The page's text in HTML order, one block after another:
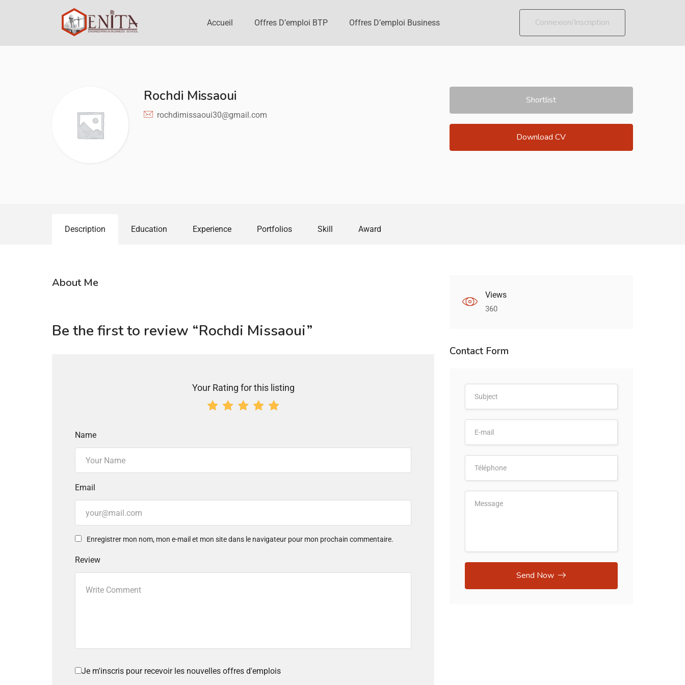
Accueil Offres D’emploi BTP Offres D’emploi Business Connexion/Inscription
Rochdi Missaoui
rochdimissaoui30@gmail.com
Shortlist
Download CV
Description Education Experience Portfolios Skill Award
About Me
Be the first to review “Rochdi Missaoui”
Your Rating for this listing
Name
Email
Enregistrer mon nom, mon e-mail et mon site dans le navigateur pour mon prochain commentaire.
Review
Je m'inscris pour recevoir les nouvelles offres d'emplois
Views
360
Contact Form
Send Now